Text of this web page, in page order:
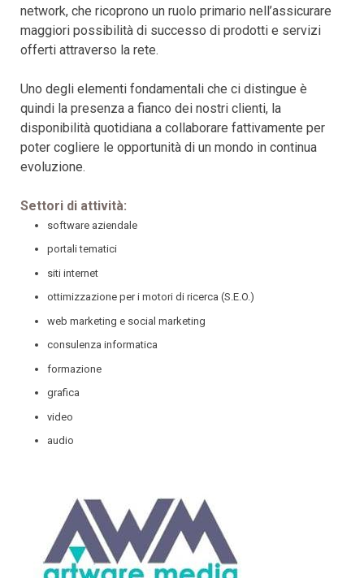
network, che ricoprono un ruolo primario nell’assicurare
maggiori possibilità di successo di prodotti e servizi
offerti attraverso la rete.
Uno degli elementi fondamentali che ci distingue è
quindi la presenza a fianco dei nostri clienti, la
disponibilità quotidiana a collaborare fattivamente per
poter cogliere le opportunità di un mondo in continua
evoluzione.
Settori di attività:
software aziendale
portali tematici
siti internet
ottimizzazione per i motori di ricerca (S.E.O.)
web marketing e social marketing
consulenza informatica
formazione
grafica
video
audio